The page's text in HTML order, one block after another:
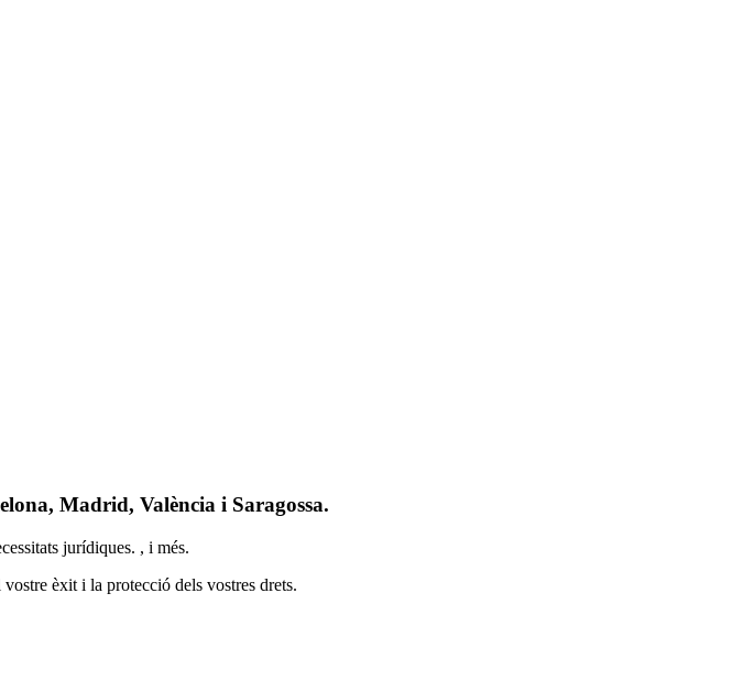
Madrid, València i Saragossa.
jurídiques. , i més.
èxit i la protecció dels vostres drets.